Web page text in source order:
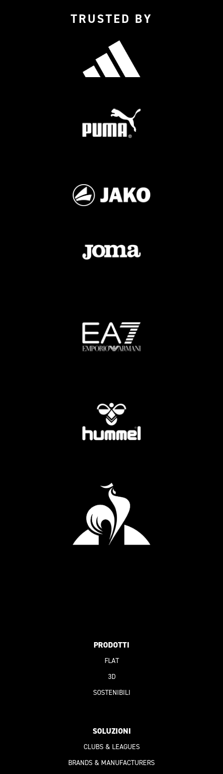
TRUSTED BY
PRODOTTI
FLAT
3D
SOSTENIBILI
SOLUZIONI
CLUBS & LEAGUES
BRANDS & MANUFACTURERS